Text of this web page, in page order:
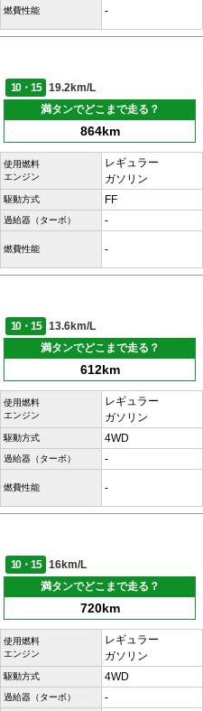
燃費性能 -
10・15
19.2km/L
満タンでどこまで走る？
864km
使用燃料
エンジン
レギュラー
ガソリン
駆動方式 FF
過給器（ターボ） -
燃費性能 -
10・15
13.6km/L
満タンでどこまで走る？
612km
使用燃料
エンジン
レギュラー
ガソリン
駆動方式 4WD
過給器（ターボ） -
燃費性能 -
10・15
16km/L
満タンでどこまで走る？
720km
使用燃料
エンジン
レギュラー
ガソリン
駆動方式 4WD
過給器（ターボ） -